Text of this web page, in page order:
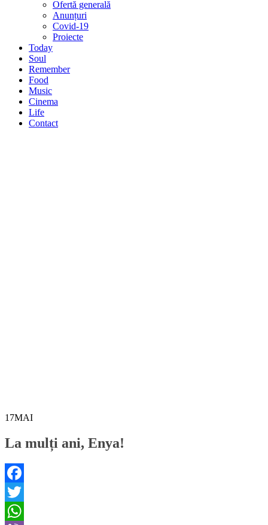
Ofertă generală
Anunțuri
Covid-19
Proiecte
Today
Soul
Remember
Food
Music
Cinema
Life
Contact
17MAI
La mulți ani, Enya!
Facebook
Twitter